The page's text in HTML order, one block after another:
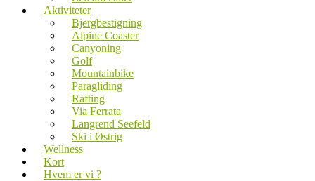
Aktiviteter
Bjergbestigning
Alpine Coaster
Canyoning
Golf
Mountainbike
Paragliding
Rafting
Via Ferrata
Langrend Seefeld
Ski i Østrig
Wellness
Kort
Hvem er vi ?